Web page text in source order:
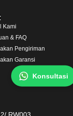
Kami
& FAQ
Pengiriman
Garansi
RW003
Konsultasi